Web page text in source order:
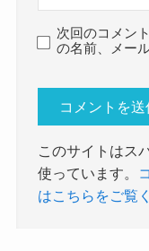
次回のコメン
の名前、メー
このサイトはス
使っています。
はこちらをご覧